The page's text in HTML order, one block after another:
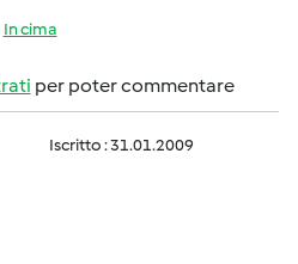
In cima
per poter commentare
Iscritto : 31.01.2009